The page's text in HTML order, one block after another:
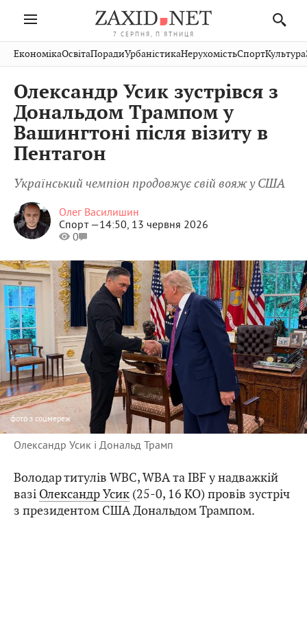
7 СЕРПНЯ, П'ЯТНИЦЯ
Івано-
Франківськ
Волинь
Закарпаття
Рівне
Чернівці
Шептицький
Стрий
Хмельницький
Вінниця
Публікації
Авто СловкоКультура
Кіно Дім СпортКраєзнавство
ФотоОсвітаНерухомість
тварини
ЕкономікаОсвітаПорадиУрбаністикаНерухомістьСпортКультура
Олександр Усик зустрівся з
Дональдом Трампом у
Вашингтоні після візиту в
Пентагон
Український чемпіон продовжує свій вояж у США
Олег Василишин
Спорт —14:50, 13 червня 2026
0
фото з соцмереж
Олександр Усик і Дональд Трамп
Володар титулів WBC, WBA та IBF у надважкій
вазі Олександр Усик (25-0, 16 КО) провів зустріч
з президентом США Дональдом Трампом.